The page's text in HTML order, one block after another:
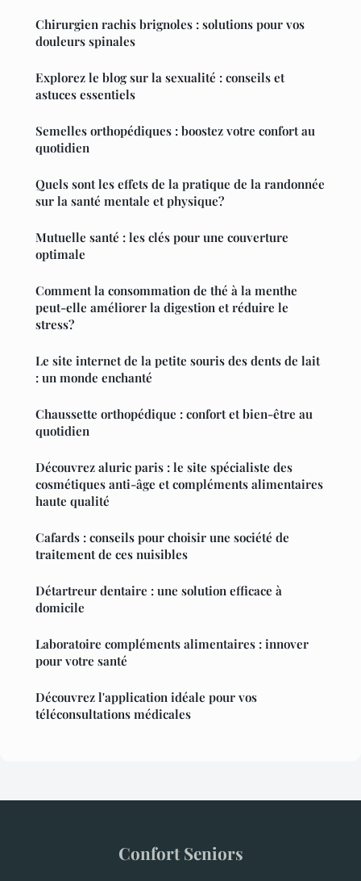
Chirurgien rachis brignoles : solutions pour vos
douleurs spinales
Explorez le blog sur la sexualité : conseils et
astuces essentiels
Semelles orthopédiques : boostez votre confort au
quotidien
Quels sont les effets de la pratique de la randonnée
sur la santé mentale et physique?
Mutuelle santé : les clés pour une couverture
optimale
Comment la consommation de thé à la menthe
peut-elle améliorer la digestion et réduire le
stress?
Le site internet de la petite souris des dents de lait
: un monde enchanté
Chaussette orthopédique : confort et bien-être au
quotidien
Découvrez aluric paris : le site spécialiste des
cosmétiques anti-âge et compléments alimentaires
haute qualité
Cafards : conseils pour choisir une société de
traitement de ces nuisibles
Détartreur dentaire : une solution efficace à
domicile
Laboratoire compléments alimentaires : innover
pour votre santé
Découvrez l'application idéale pour vos
téléconsultations médicales
Confort Seniors